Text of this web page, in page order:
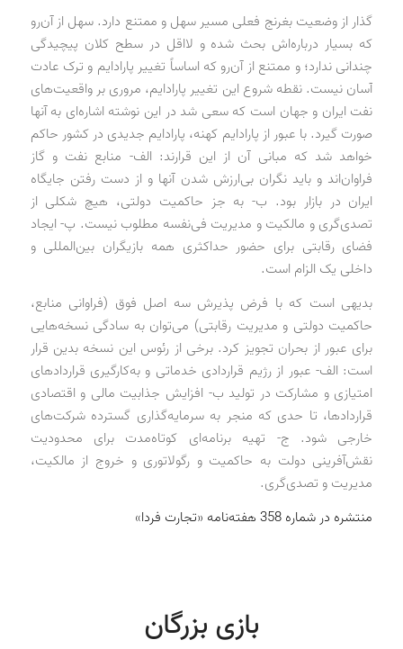
گذار از وضعیت بغرنج فعلی مسیر سهل و ممتنع دارد. سهل از آن‌رو
که بسیار درباره‌اش بحث شده و لااقل در سطح کلان پیچیدگی
چندانی ندارد؛ و ممتنع از آن‌رو که اساساً تغییر پارادایم و ترک عادت
آسان نیست. نقطه شروع این تغییر پارادایم، مروری بر واقعیت‌های
نفت ایران و جهان است که سعی شد در این نوشته اشاره‌ای به آنها
صورت گیرد. با عبور از پارادایم کهنه، پارادایم جدیدی در کشور حاکم
خواهد شد که مبانی آن از این قرارند: الف- منابع نفت و گاز
فراوان‌اند و باید نگران بی‌ارزش شدن آنها و از دست رفتن جایگاه
ایران در بازار بود. ب- به جز حاکمیت دولتی، هیچ شکلی از
تصدی‌گری و مالکیت و مدیریت فی‌نفسه مطلوب نیست. پ- ایجاد
فضای رقابتی برای حضور حداکثری همه بازیگران بین‌المللی و
داخلی یک الزام است.
بدیهی است که با فرض پذیرش سه اصل فوق (فراوانی منابع،
حاکمیت دولتی و مدیریت رقابتی) می‌توان به سادگی نسخه‌هایی
برای عبور از بحران تجویز کرد. برخی از رئوس این نسخه بدین قرار
است: الف- عبور از رژیم قراردادی خدماتی و به‌کارگیری قراردادهای
امتیازی و مشارکت در تولید ب- افزایش جذابیت مالی و اقتصادی
قراردادها، تا حدی که منجر به سرمایه‌گذاری گسترده شرکت‌های
خارجی شود. ج- تهیه برنامه‌ای کوتاه‌مدت برای محدودیت
نقش‌آفرینی دولت به حاکمیت و رگولاتوری و خروج از مالکیت،
مدیریت و تصدی‌گری.
منتشره در شماره 358 هفته‌نامه «تجارت فردا»
بازی بزرگان